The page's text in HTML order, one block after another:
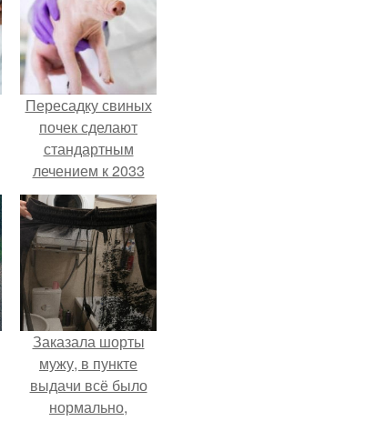
Пересадку свиных
почек сделают
стандартным
лечением к 2033
году в Японии.
Заказала шорты
мужу, в пункте
выдачи всё было
нормально,